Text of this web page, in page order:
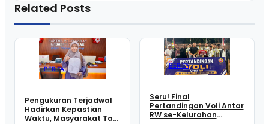
Related Posts
BERITA
Pengukuran Terjadwal
Hadirkan Kepastian
Waktu, Masyarakat Tak
BERITA
Seru! Final
Pertandingan Voli Antar
RW se-Kelurahan